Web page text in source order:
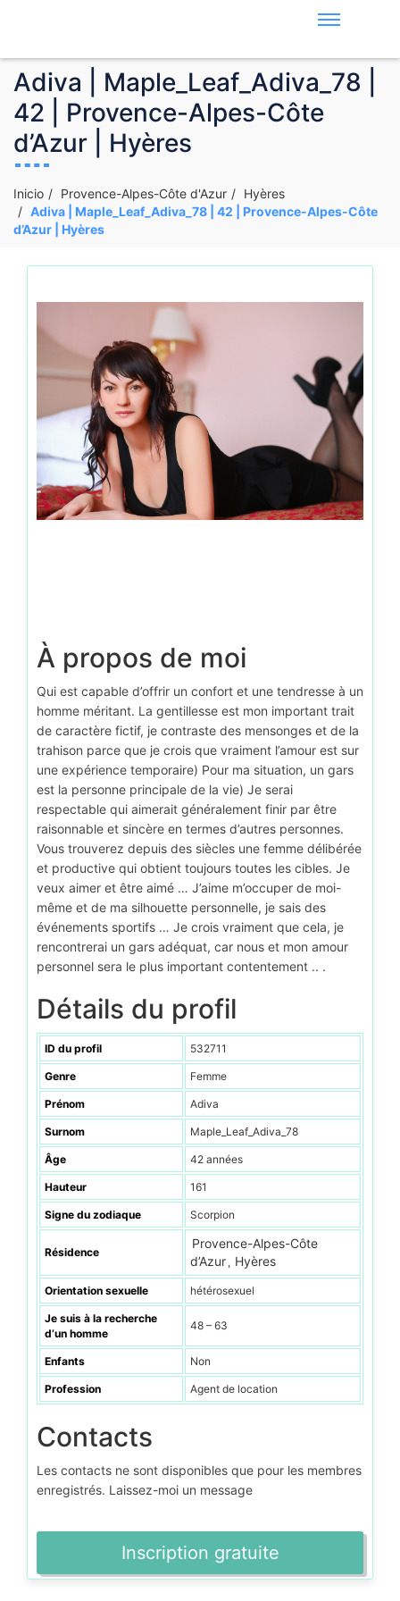
Adiva | Maple_Leaf_Adiva_78 |
42 | Provence-Alpes-Côte
d’Azur | Hyères
Inicio Provence-Alpes-Côte d'Azur
Hyères
Adiva | Maple_Leaf_Adiva_78 | 42 | Provence-Alpes-Côte
d’Azur | Hyères
À propos de moi
Qui est capable d’offrir un confort et une tendresse à un
homme méritant. La gentillesse est mon important trait
de caractère fictif, je contraste des mensonges et de la
trahison parce que je crois que vraiment l’amour est sur
une expérience temporaire) Pour ma situation, un gars
est la personne principale de la vie) Je serai
respectable qui aimerait généralement finir par être
raisonnable et sincère en termes d’autres personnes.
Vous trouverez depuis des siècles une femme délibérée
et productive qui obtient toujours toutes les cibles. Je
veux aimer et être aimé … J’aime m’occuper de moi-
même et de ma silhouette personnelle, je sais des
événements sportifs … Je crois vraiment que cela, je
rencontrerai un gars adéquat, car nous et mon amour
personnel sera le plus important contentement .. .
Détails du profil
ID du profil 532711
Genre Femme
Prénom Adiva
Surnom Maple_Leaf_Adiva_78
Âge 42 années
Hauteur 161
Signe du zodiaque Scorpion
Résidence
Provence-Alpes-Côte
d’Azur , Hyères
Orientation sexuelle hétérosexuel
Je suis à la recherche
d’un homme
48 – 63
Enfants Non
Profession Agent de location
Contacts
Les contacts ne sont disponibles que pour les membres
enregistrés. Laissez-moi un message
Inscription gratuite